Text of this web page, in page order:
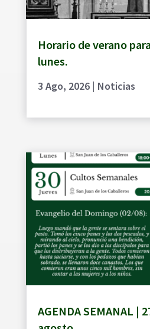
Horario de verano
lunes.
3 Ago, 2026| Noticias
AGENDA SEMANAL |